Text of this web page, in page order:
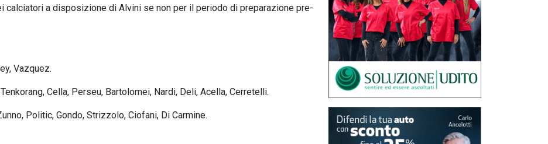
calciatori a disposizione di Alvini se non per il periodo di preparazione pre-
Vazquez.
Cella, Perseu, Bartolomei, Nardi, Deli, Acella, Cerretelli.
Politic, Gondo, Strizzolo, Ciofani, Di Carmine.